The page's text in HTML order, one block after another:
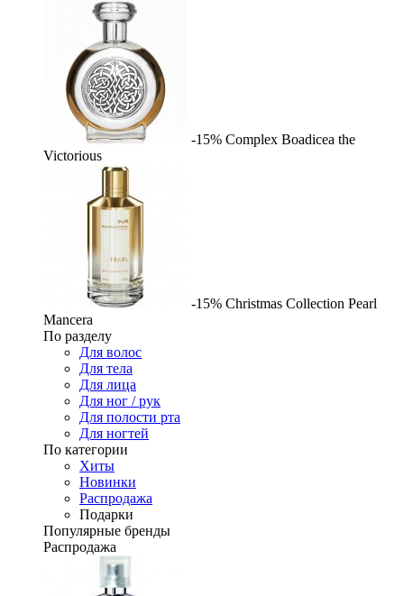
-15% Complex Boadicea the
Victorious
-15% Christmas Collection Pearl
Mancera
По разделу
Для волос
Для тела
Для лица
Для ног / рук
Для полости рта
Для ногтей
По категории
Хиты
Новинки
Распродажа
Подарки
Популярные бренды
Распродажа